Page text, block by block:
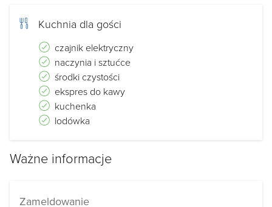
Kuchnia dla gości
czajnik elektryczny
naczynia i sztućce
środki czystości
ekspres do kawy
kuchenka
lodówka
Ważne informacje
Zameldowanie